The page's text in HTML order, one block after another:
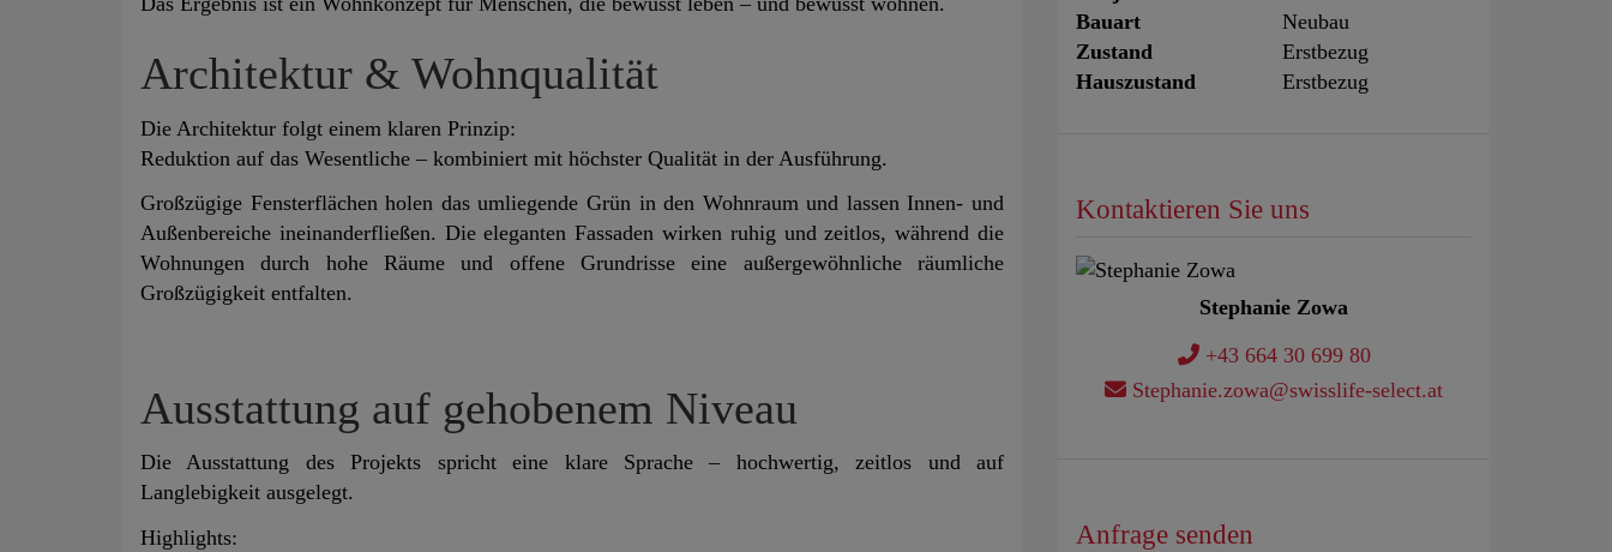
Architektur & Wohnqualität
Die Architektur folgt einem klaren Prinzip:
Reduktion auf das Wesentliche – kombiniert mit höchster Qualität in der Ausführung.
Großzügige Fensterflächen holen das umliegende Grün in den Wohnraum und lassen Innen- und
Außenbereiche ineinanderfließen. Die eleganten Fassaden wirken ruhig und zeitlos, während die
Wohnungen durch hohe Räume und offene Grundrisse eine außergewöhnliche räumliche
Großzügigkeit entfalten.
Ausstattung auf gehobenem Niveau
Die Ausstattung des Projekts spricht eine klare Sprache – hochwertig, zeitlos und auf
Langlebigkeit ausgelegt.
Highlights:
Bauart
Neubau
Zustand
Erstbezug
Hauszustand
Erstbezug
Kontaktieren Sie uns
Stephanie Zowa
+43 664 30 699 80
Stephanie.zowa@swisslife-select.at
Anfrage senden